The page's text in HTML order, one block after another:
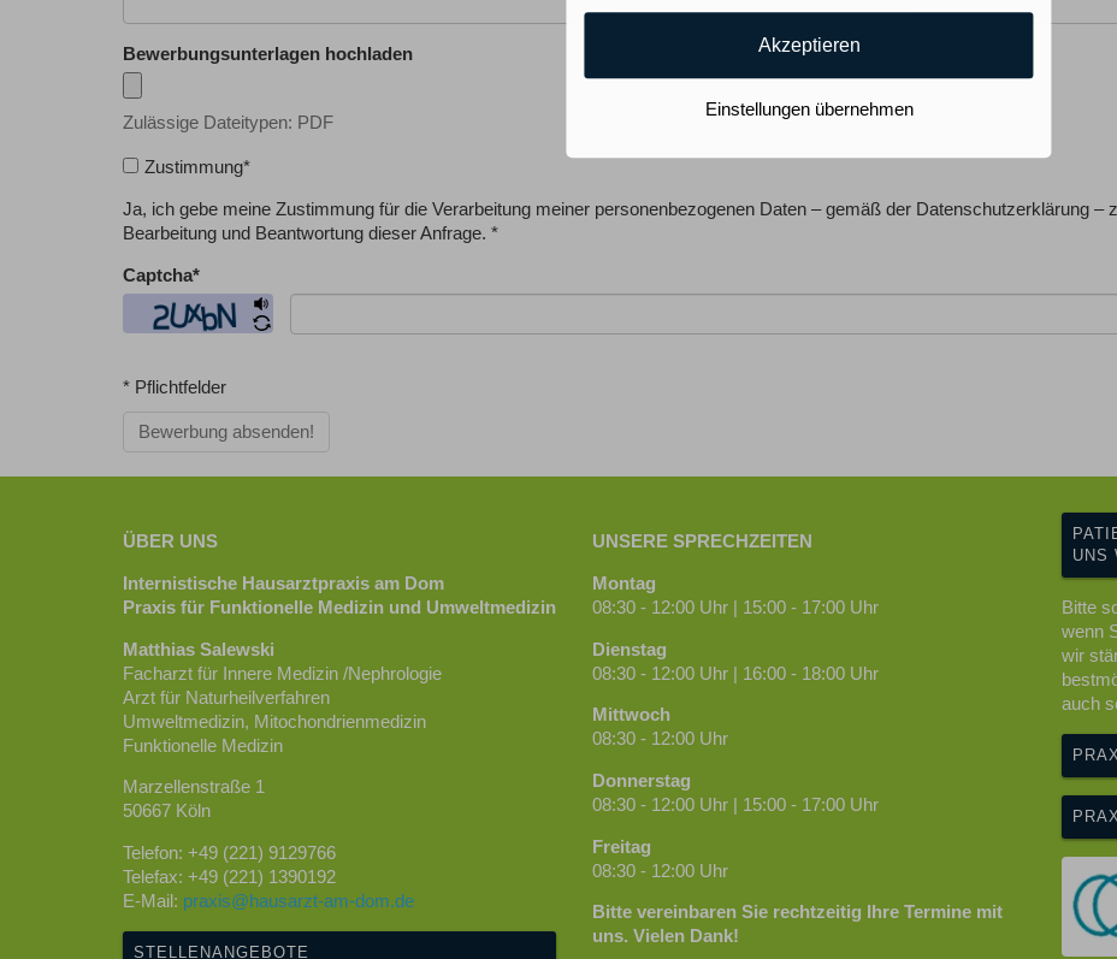
Bewerbungsunterlagen hochladen
Zulässige Dateitypen: PDF
Zustimmung*
Ja, ich gebe meine Zustimmung für die Verarbeitung meiner personenbezogenen Daten – gemäß der Datenschutzerklärung –
Bearbeitung und Beantwortung dieser Anfrage. *
Captcha*
* Pflichtfelder
Bewerbung absenden!
ÜBER UNS
Internistische Hausarztpraxis am Dom
Praxis für Funktionelle Medizin und Umweltmedizin
Matthias Salewski
Facharzt für Innere Medizin /Nephrologie
Arzt für Naturheilverfahren
Umweltmedizin, Mitochondrienmedizin
Funktionelle Medizin
Marzellenstraße 1
50667 Köln
Telefon: +49 (221) 9129766
Telefax: +49 (221) 1390192
E-Mail: praxis@hausarzt-am-dom.de
STELLENANGEBOTE
UNSERE SPRECHZEITEN
Montag
08:30 - 12:00 Uhr | 15:00 - 17:00 Uhr
Dienstag
08:30 - 12:00 Uhr | 16:00 - 18:00 Uhr
Mittwoch
08:30 - 12:00 Uhr
Donnerstag
08:30 - 12:00 Uhr | 15:00 - 17:00 Uhr
Freitag
08:30 - 12:00 Uhr
Bitte vereinbaren Sie rechtzeitig Ihre Termine mit
uns. Vielen Dank!
UNS
Bitte
wenn
wir
auch
Akzeptieren
Einstellungen übernehmen